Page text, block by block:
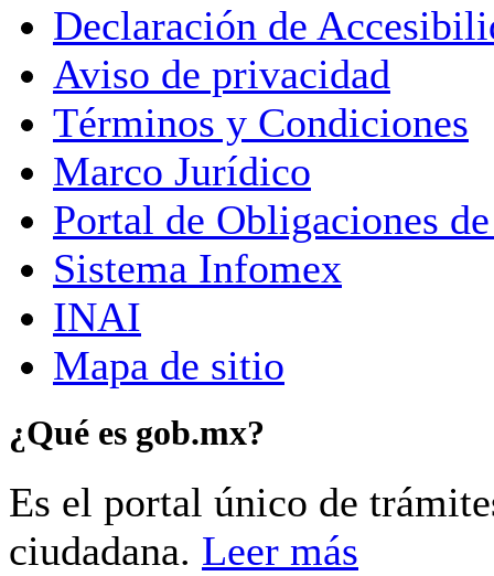
Declaración de
Aviso de privacidad
Términos y Condiciones
Marco Jurídico
Portal de Obligaciones
Sistema Infomex
INAI
Mapa de sitio
¿Qué es gob.mx?
Es el portal único de
ciudadana. Leer más